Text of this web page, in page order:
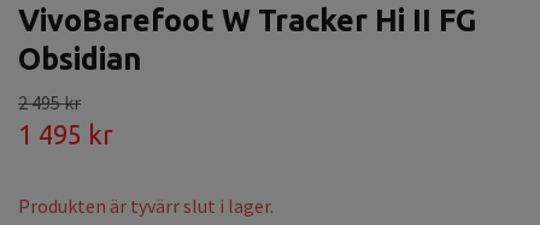
VivoBarefoot W Tracker Hi II FG
Obsidian
2 495 kr
1 495 kr
Produkten är tyvärr slut i lager.